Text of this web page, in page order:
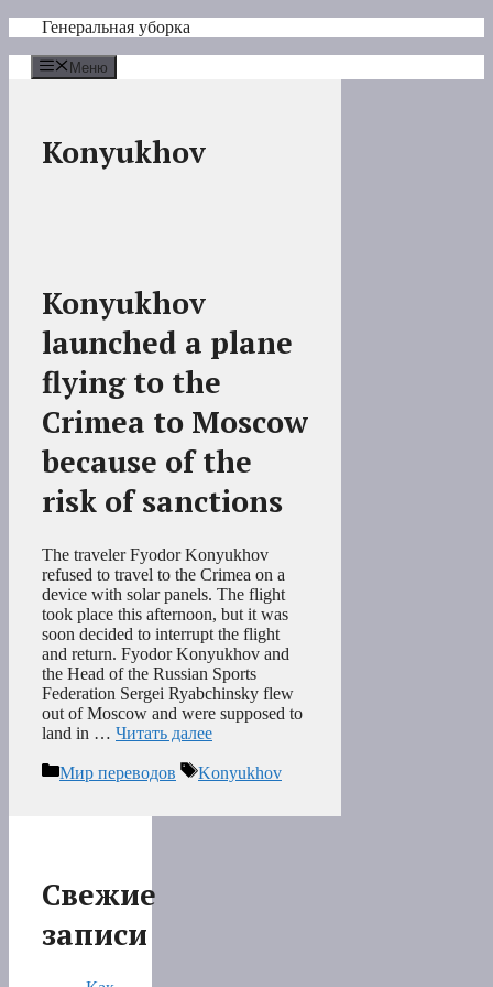
Перейти
содержимому
Генеральная уборка
Меню
Konyukhov
Konyukhov
launched a plane
flying to the
Crimea to Moscow
because of the
risk of sanctions
The traveler Fyodor Konyukhov
refused to travel to the Crimea on a
device with solar panels. The flight
took place this afternoon, but it was
soon decided to interrupt the flight
and return. Fyodor Konyukhov and
the Head of the Russian Sports
Federation Sergei Ryabchinsky flew
out of Moscow and were supposed to
land in … Читать далее
Рубрики
Мир переводов Метки
Konyukhov
Свежие
записи